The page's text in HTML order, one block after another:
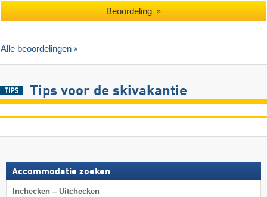
Beoordeling
Alle beoordelingen
Tips voor de skivakantie
Accommodatie zoeken
Inchecken – Uitchecken